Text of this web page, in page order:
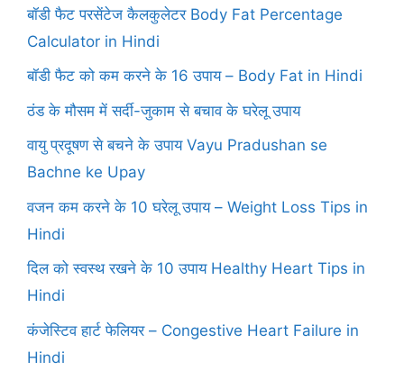
बॉडी फैट परसेंटेज कैलकुलेटर Body Fat Percentage
Calculator in Hindi
बॉडी फैट को कम करने के 16 उपाय – Body Fat in Hindi
ठंड के मौसम में सर्दी-जुकाम से बचाव के घरेलू उपाय
वायु प्रदूषण से बचने के उपाय Vayu Pradushan se
Bachne ke Upay
वजन कम करने के 10 घरेलू उपाय – Weight Loss Tips in
Hindi
दिल को स्वस्थ रखने के 10 उपाय Healthy Heart Tips in
Hindi
कंजेस्टिव हार्ट फेलियर – Congestive Heart Failure in
Hindi